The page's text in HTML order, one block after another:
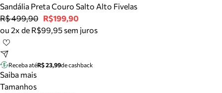
Tamanco
Tênis
Mule
Tire dúvidas sobre pedidos, devoluções e mais.
Meus pedidos
Sandália Preta Couro Salto Alto Fivelas
R$ 499,90 R$199,90
ou 2x de R$99,95 sem juros
Receba atéR$ 23,99de cashback
Saiba mais
Tamanhos